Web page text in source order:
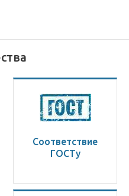
Соответствие
ГОСТу